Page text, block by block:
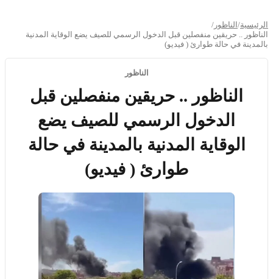
الرئيسية/ الناظور /
الناظور .. حريقين منفصلين قبل الدخول الرسمي للصيف يضع الوقاية المدنية
بالمدينة في حالة طوارئ ( فيديو)
الناظور
الناظور .. حريقين منفصلين قبل
الدخول الرسمي للصيف يضع
الوقاية المدنية بالمدينة في حالة
طوارئ ( فيديو)